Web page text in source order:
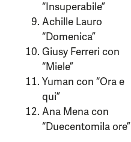
“Insuperabile”
Achille Lauro
“Domenica”
Giusy Ferreri con
“Miele”
Yuman con “Ora e
qui”
Ana Mena con
“Duecentomila ore”